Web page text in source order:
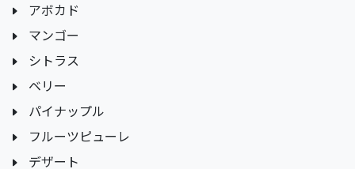
アボカド
マンゴー
シトラス
ベリー
パイナップル
フルーツピューレ
デザート